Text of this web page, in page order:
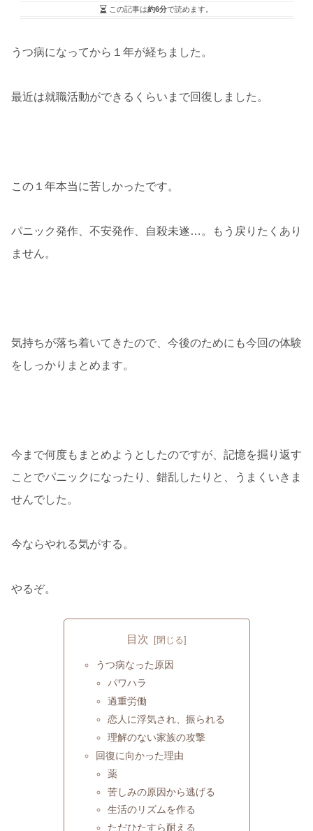
この記事は約6分で読めます。
うつ病になってから１年が経ちました。
最近は就職活動ができるくらいまで回復しました。
この１年本当に苦しかったです。
パニック発作、不安発作、自殺未遂…。もう戻りたくあり
ません。
気持ちが落ち着いてきたので、今後のためにも今回の体験
をしっかりまとめます。
今まで何度もまとめようとしたのですが、記憶を掘り返す
ことでパニックになったり、錯乱したりと、うまくいきま
せんでした。
今ならやれる気がする。
やるぞ。
目次
うつ病なった原因
パワハラ
過重労働
恋人に浮気され、振られる
理解のない家族の攻撃
回復に向かった理由
薬
苦しみの原因から逃げる
生活のリズムを作る
ただひたすら耐える